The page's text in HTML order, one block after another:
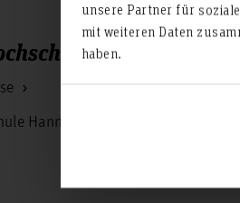
unsere Partner für
mit weiteren Daten
haben.
Hannover